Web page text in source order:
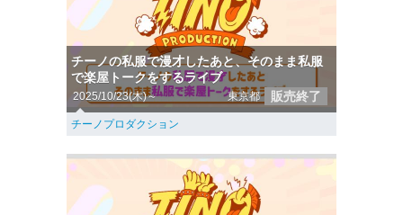
チーノの私服で漫才したあと、そのまま私服
で楽屋トークをするライブ
2025/10/23(木)～ 東京都 販売終了
チーノプロダクション